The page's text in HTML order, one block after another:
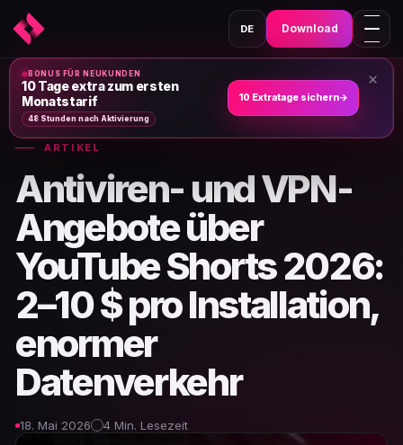
DE Download
Heim›Nachrichten und Artikel›
ARTIKEL
Antiviren- und VPN-
Angebote über
YouTube Shorts 2026:
2–10 $ pro Installation,
enormer
Datenverkehr
18. Mai 2026 4 Min. Lesezeit
BONUS FÜR NEUKUNDEN
10 Tage extra zum ersten
Monatstarif
48 Stunden nach Aktivierung
10 Extratage sichern→
×